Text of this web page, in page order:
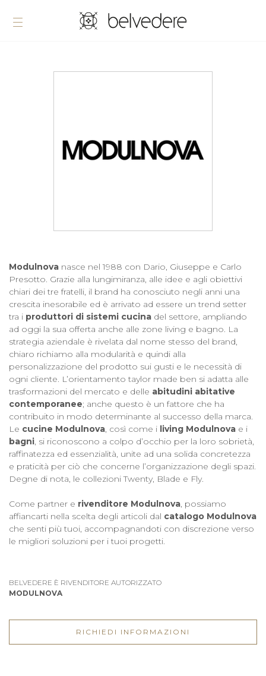
Modulnova nasce nel 1988 con Dario, Giuseppe e Carlo
Presotto. Grazie alla lungimiranza, alle idee e agli obiettivi
chiari dei tre fratelli, il brand ha conosciuto negli anni una
crescita inesorabile ed è arrivato ad essere un trend setter
tra i produttori di sistemi cucina del settore, ampliando
ad oggi la sua offerta anche alle zone living e bagno. La
strategia aziendale è rivelata dal nome stesso del brand,
chiaro richiamo alla modularità e quindi alla
personalizzazione del prodotto sui gusti e le necessità di
ogni cliente. L’orientamento taylor made ben si adatta alle
trasformazioni del mercato e delle abitudini abitative
contemporanee; anche questo è un fattore che ha
contribuito in modo determinante al successo della marca.
Le cucine Modulnova, così come i living Modulnova e i
bagni, si riconoscono a colpo d’occhio per la loro sobrietà,
raffinatezza ed essenzialità, unite ad una solida concretezza
e praticità per ciò che concerne l’organizzazione degli spazi.
Degne di nota, le collezioni Twenty, Blade e Fly.
Come partner e rivenditore Modulnova, possiamo
affiancarti nella scelta degli articoli dal catalogo Modulnova
che senti più tuoi, accompagnandoti con discrezione verso
le migliori soluzioni per i tuoi progetti.
BELVEDERE È RIVENDITORE AUTORIZZATO
MODULNOVA
RICHIEDI INFORMAZIONI